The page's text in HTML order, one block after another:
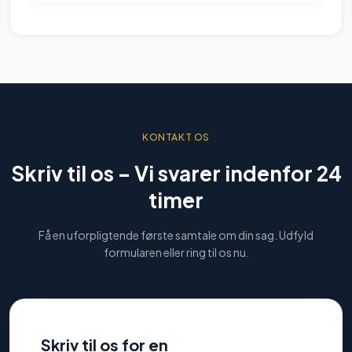
KONTAKT OS
Skriv til os – Vi svarer indenfor 24
timer
Få en uforpligtende første samtale om din sag. Udfyld
formularen eller ring til os nu.
Skriv til os for en